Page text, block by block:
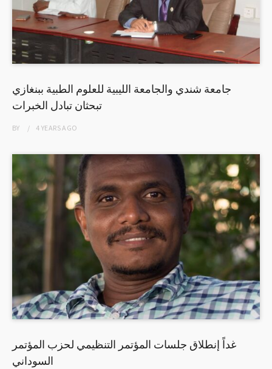
جامعة شندي والجامعة الليبية للعلوم الطبية ببنغازي
تبحثان تبادل الخبرات
BY 4 YEARSAGO
غداً إنطلاق جلسات المؤتمر التنظيمي لحزب المؤتمر
السوداني